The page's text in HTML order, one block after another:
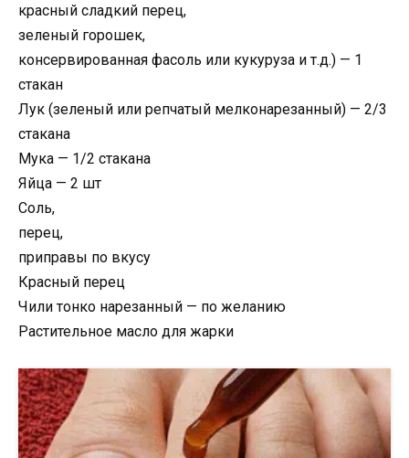
красный сладкий перец,
зеленый горошек,
консервированная фасоль или кукуруза и т.д.) — 1
стакан
Лук (зеленый или репчатый мелконарезанный) — 2/3
стакана
Мука — 1/2 стакана
Яйца — 2 шт
Соль,
перец,
приправы по вкусу
Красный перец
Чили тонко нарезанный — по желанию
Растительное масло для жарки